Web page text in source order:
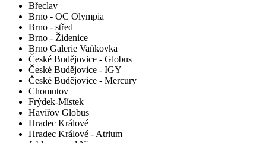
Břeclav
Brno - OC Olympia
Brno - střed
Brno - Židenice
Brno Galerie Vaňkovka
České Budějovice - Globus
České Budějovice - IGY
České Budějovice - Mercury
Chomutov
Frýdek-Místek
Havířov Globus
Hradec Králové
Hradec Králové - Atrium